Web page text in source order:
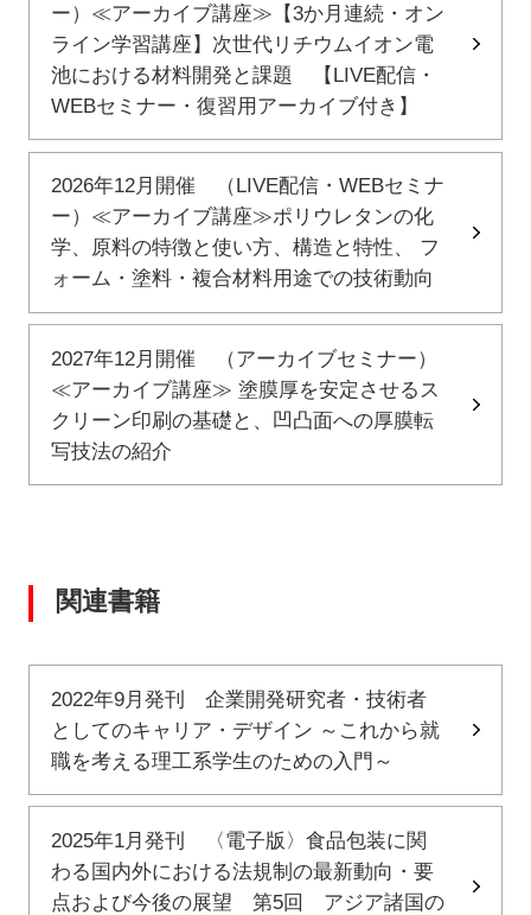
ー）≪アーカイブ講座≫【3か月連続・オン
ライン学習講座】次世代リチウムイオン電
池における材料開発と課題 【LIVE配信・
WEBセミナー・復習用アーカイブ付き】
2026年12月開催 （LIVE配信・WEBセミナ
ー）≪アーカイブ講座≫ポリウレタンの化
学、原料の特徴と使い方、構造と特性、 フ
ォーム・塗料・複合材料用途での技術動向
2027年12月開催 （アーカイブセミナー）
≪アーカイブ講座≫ 塗膜厚を安定させるス
クリーン印刷の基礎と、凹凸面への厚膜転
写技法の紹介
関連書籍
2022年9月発刊 企業開発研究者・技術者
としてのキャリア・デザイン ～これから就
職を考える理工系学生のための入門～
2025年1月発刊 〈電子版〉食品包装に関
わる国内外における法規制の最新動向・要
点および今後の展望 第5回 アジア諸国の